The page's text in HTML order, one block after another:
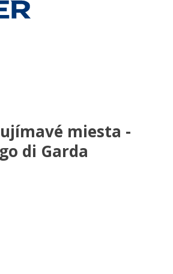
kluby
miesta -
di Garda